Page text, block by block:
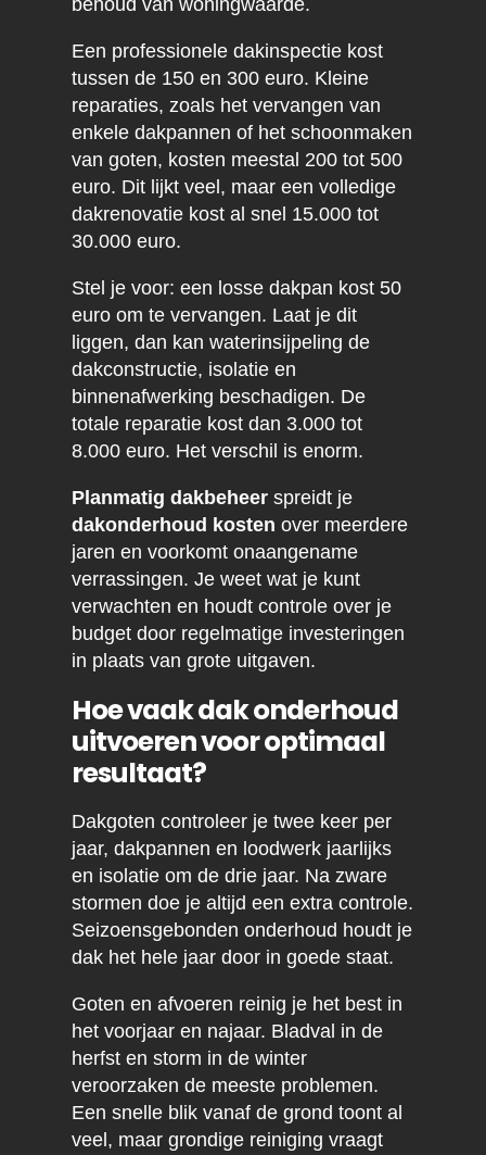
behoud van woningwaarde.
Een professionele dakinspectie kost
tussen de 150 en 300 euro. Kleine
reparaties, zoals het vervangen van
enkele dakpannen of het schoonmaken
van goten, kosten meestal 200 tot 500
euro. Dit lijkt veel, maar een volledige
dakrenovatie kost al snel 15.000 tot
30.000 euro.
Stel je voor: een losse dakpan kost 50
euro om te vervangen. Laat je dit
liggen, dan kan waterinsijpeling de
dakconstructie, isolatie en
binnenafwerking beschadigen. De
totale reparatie kost dan 3.000 tot
8.000 euro. Het verschil is enorm.
Planmatig dakbeheerspreidt je
dakonderhoud kosten over meerdere
jaren en voorkomt onaangename
verrassingen. Je weet wat je kunt
verwachten en houdt controle over je
budget door regelmatige investeringen
in plaats van grote uitgaven.
Hoe vaak dak onderhoud
uitvoeren voor optimaal
resultaat?
Dakgoten controleer je twee keer per
jaar, dakpannen en loodwerk jaarlijks
en isolatie om de drie jaar. Na zware
stormen doe je altijd een extra controle.
Seizoensgebonden onderhoud houdt je
dak het hele jaar door in goede staat.
Goten en afvoeren reinig je het best in
het voorjaar en najaar. Bladval in de
herfst en storm in de winter
veroorzaken de meeste problemen.
Een snelle blik vanaf de grond toont al
veel, maar grondige reiniging vraagt